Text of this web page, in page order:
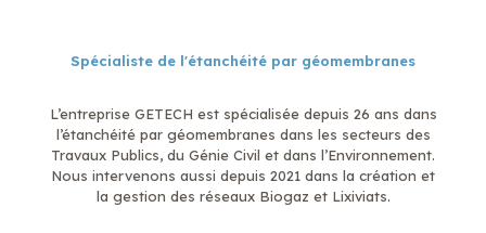
Spécialiste de l'étanchéité par géomembranes
L’entreprise GETECH est spécialisée depuis 26 ans dans
l’étanchéité par géomembranes dans les secteurs des
Travaux Publics, du Génie Civil et dans l’Environnement.
Nous intervenons aussi depuis 2021 dans la création et
la gestion des réseaux Biogaz et Lixiviats.